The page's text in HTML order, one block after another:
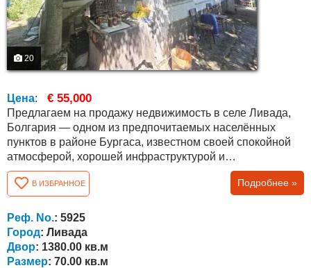
20
Цена: € 55,000
Предлагаем на продажу недвижимость в селе Ливада,
Болгария — одном из предпочитаемых населённых
пунктов в районе Бургаса, известном своей спокойной
атмосферой, хорошей инфраструктурой и
международным сообществом иностранных жителей.
Дом имеет жилую площадь 70 кв.м и отличается прочной
конструкцией. Недвижимость предоставляет отличные
возможности для ремонта и модернизации в
соответствии с предпочтениями будущего...
В ИЗБРАННОЕ Подробнее »
Реф. No.: 5925
Город: Ливада
Двор: 1380.00 кв.м
Размер: 70.00 кв.м